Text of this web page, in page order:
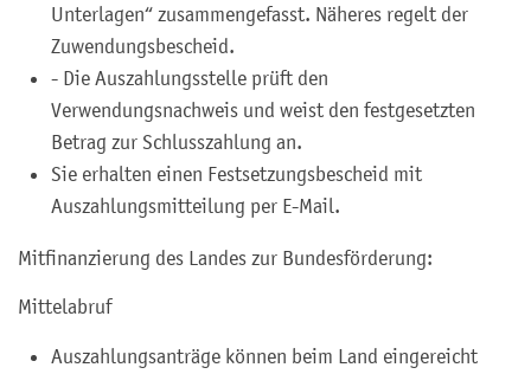
Unterlagen“ zusammengefasst. Näheres regelt der
Zuwendungsbescheid.
- Die Auszahlungsstelle prüft den
Verwendungsnachweis und weist den festgesetzten
Betrag zur Schlusszahlung an.
Sie erhalten einen Festsetzungsbescheid mit
Auszahlungsmitteilung per E-Mail.
Mitfinanzierung des Landes zur Bundesförderung:
Mittelabruf
Auszahlungsanträge können beim Land eingereicht